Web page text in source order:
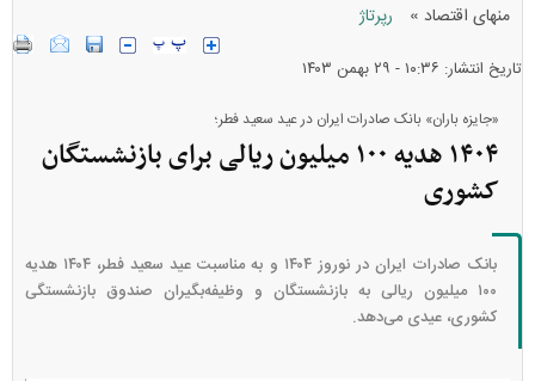
منهای اقتصاد » رپرتاژ
تاریخ انتشار: ۱۰:۳۶ - ۲۹ بهمن ۱۴۰۳
«جایزه باران» بانک صادرات ایران در عید سعید فطر؛
۱۴۰۴ هدیه ۱۰۰ میلیون ریالی برای بازنشستگان
کشوری
بانک صادرات ایران در نوروز ۱۴۰۴ و به مناسبت عید سعید فطر، ۱۴۰۴ هدیه
۱۰۰ میلیون ریالی به بازنشستگان و وظیفه‌بگیران صندوق بازنشستگی
کشوری، عیدی می‌دهد.